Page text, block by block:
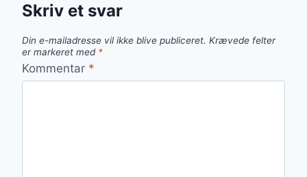
Skriv et svar
Din e-mailadresse vil ikke blive publiceret. Krævede felter
er markeret med *
Kommentar *